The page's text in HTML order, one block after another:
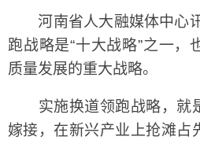
河南省人大融媒体中心
跑战略是“十大战略”之一，
质量发展的重大战略。
实施换道领跑战略，就
嫁接，在新兴产业上抢滩占